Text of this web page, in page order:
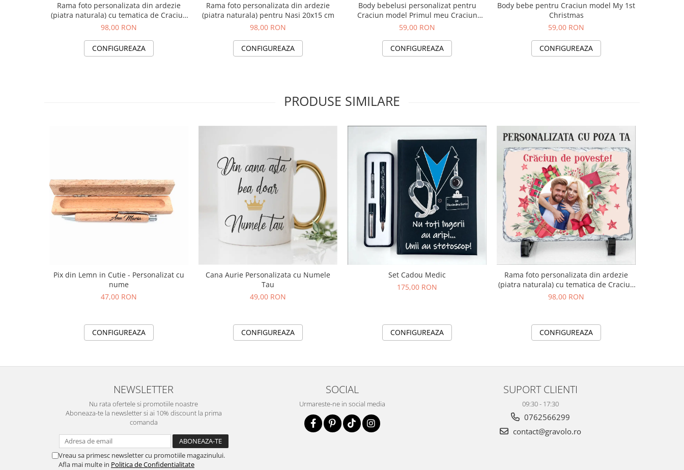
Rama foto personalizata din ardezie
(piatra naturala) cu tematica de Craciun
20x15 cm
98,00 RON
CONFIGUREAZA
Rama foto personalizata din ardezie
(piatra naturala) pentru Nasi 20x15 cm
98,00 RON
CONFIGUREAZA
Body bebelusi personalizat pentru
Craciun model Primul meu Craciun
albastru auriu
59,00 RON
CONFIGUREAZA
Body bebe pentru Craciun model My 1st
Christmas
59,00 RON
CONFIGUREAZA
PRODUSE SIMILARE
Pix din Lemn in Cutie - Personalizat cu
nume
47,00 RON
CONFIGUREAZA
Cana Aurie Personalizata cu Numele
Tau
49,00 RON
CONFIGUREAZA
Set Cadou Medic
175,00 RON
CONFIGUREAZA
Rama foto personalizata din ardezie
(piatra naturala) cu tematica de Craciun
20x15 cm
98,00 RON
CONFIGUREAZA
NEWSLETTER
Nu rata ofertele si promotiile noastre
Aboneaza-te la newsletter si ai 10% discount la prima
comanda
Vreau sa primesc newsletter cu promotiile magazinului.
Afla mai multe in Politica de Confidentialitate
SOCIAL
Urmareste-ne in social media
SUPORT CLIENTI
09:30 - 17:30
0762566299
contact@gravolo.ro